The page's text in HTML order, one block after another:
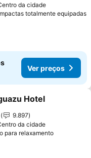
da cidade
totalmente equipadas
Ver preços
aos favoritos
Hotel
9.897
da cidade
para relaxamentoVer